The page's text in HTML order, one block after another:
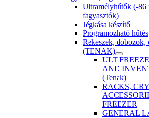
Ultramélyhűtők (-86
fagyasztók)
Jégkása készítő
Programozható hűtés
Rekeszek, dobozok,
(TENAK)
ULT
AND
(Tenak)
RACKS,
FREEZER
GENERAL